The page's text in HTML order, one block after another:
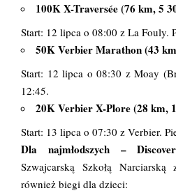
100K X-Traversée (76 km, 5
Start: 12 lipca o 08:00 z La Fouly.
50K Verbier Marathon (43
Start: 12 lipca o 08:30 z Moay
12:45.
20K Verbier X-Plore (28 km,
Start: 13 lipca o 07:30 z Verbier.
Dla najmłodszych –
Szwajcarską Szkołą
również biegi dla dzieci: